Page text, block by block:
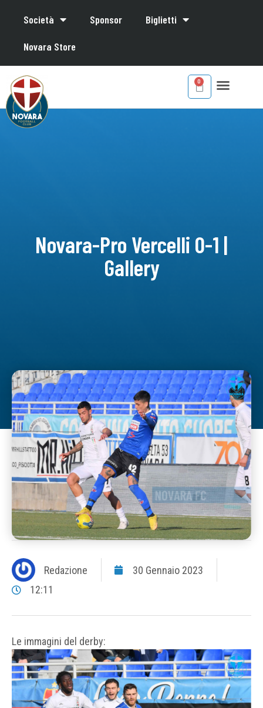
Società Sponsor Biglietti
Novara Store
Novara-Pro Vercelli 0-1 |
Gallery
Redazione
30 Gennaio 2023
12:11
Le immagini del derby: